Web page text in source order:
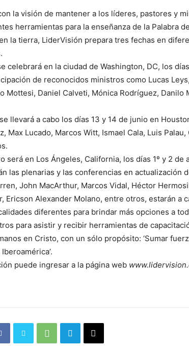
la visión de mantener a los líderes, pastores y
herramientas para la enseñanza de la Palabra
la tierra, LiderVisión prepara tres fechas en
celebrará en la ciudad de Washington, DC, los
de reconocidos ministros como Lucas
Mottesi, Daniel Calveti, Mónica Rodríguez, Danilo
llevará a cabo los días 13 y 14 de junio en
Max Lucado, Marcos Witt, Ismael Cala, Luis
será en Los Ángeles, California, los días 1º y 2 de
las plenarias y las conferencias en actualización
John MacArthur, Marcos Vidal, Héctor
Ericson Alexander Molano, entre otros, estarán a
diferentes para brindar más opciones a
para asistir y recibir herramientas de
en Cristo, con un sólo propósito: ‘Sumar
puede ingresar a la página web